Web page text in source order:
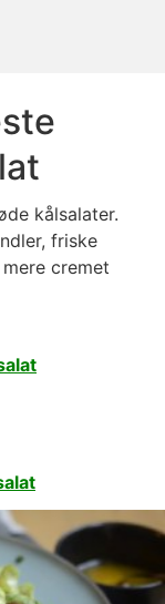
kålsalater.
friske
cremet